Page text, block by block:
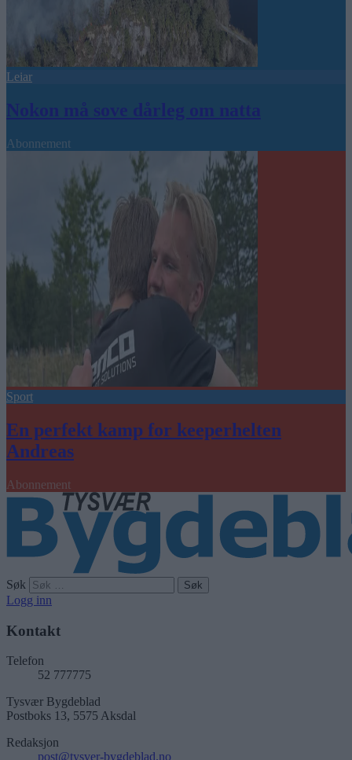
Leiar
Nokon må sove dårleg om natta
Abonnement
Sport
En perfekt kamp for keeperhelten
Andreas
Abonnement
Søk
Logg inn
Kontakt
Telefon
52 777775
Tysvær Bygdeblad
Postboks 13, 5575 Aksdal
Redaksjon
post@tysver-bygdeblad.no